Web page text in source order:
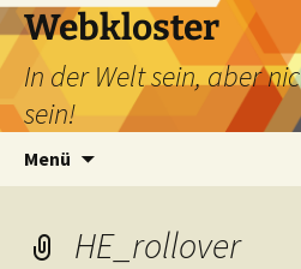
Webkloster
In der Welt sein, aber
sein!
Menü
HE_rollover